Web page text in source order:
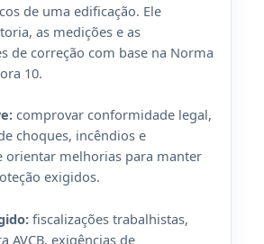
de uma edificação. Ele
as medições e as
de correção com base na Norma
10.
comprovar conformidade legal,
choques, incêndios e
orientar melhorias para manter
exigidos.
fiscalizações trabalhistas,
AVCB, exigências de